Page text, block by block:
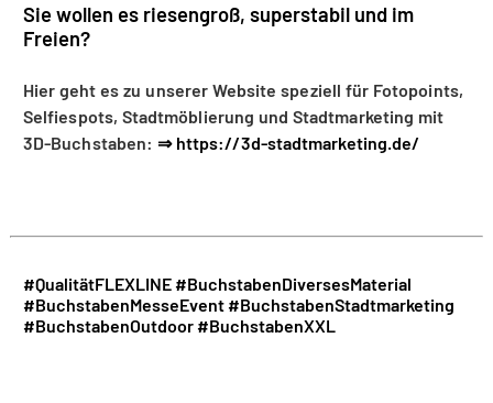
Sie wollen es riesengroß, superstabil und im
Freien?
Hier geht es zu unserer Website speziell für Fotopoints,
Selfiespots, Stadtmöblierung und Stadtmarketing mit
3D-Buchstaben: ⇒ https://3d-stadtmarketing.de/
#QualitätFLEXLINE#BuchstabenDiversesMaterial
#BuchstabenMesseEvent#BuchstabenStadtmarketing
#BuchstabenOutdoor#BuchstabenXXL